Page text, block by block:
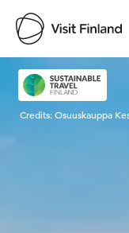
Visit
Credits:Osuuskauppa